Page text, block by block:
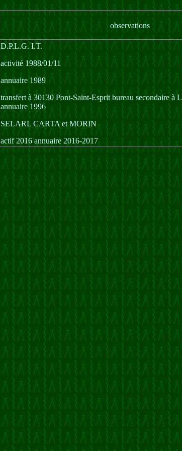
observations
D.P.L.G. I.T.
activité 1988/01/11
annuaire 1989
transfert à 30130 Pont-Saint-Esprit bureau secondaire à
annuaire 1996
SELARL CARTA et MORIN
actif 2016 annuaire 2016-2017